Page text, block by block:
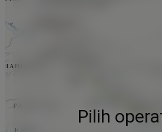
Pilih